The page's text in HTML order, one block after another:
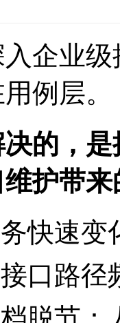
企业
例层。
的，
护带来
快速变
口路径